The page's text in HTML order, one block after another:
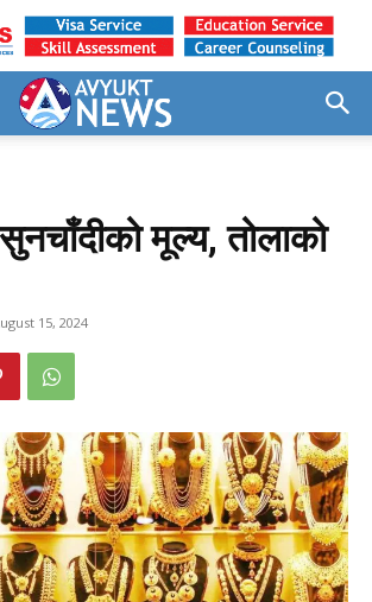
मूल्य, तोलाको
15, 2024